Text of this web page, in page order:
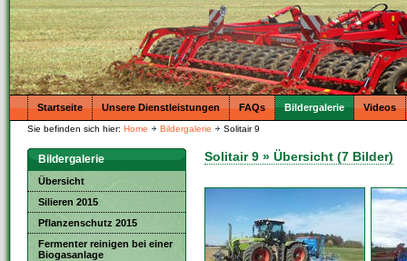
Startseite Unsere Dienstleistungen FAQs Bildergalerie Videos
Sie befinden sich hier: Home Bildergalerie Solitair 9
Bildergalerie
Übersicht
Silieren 2015
Pflanzenschutz 2015
Fermenter reinigen bei einer
Biogasanlage
Solitair 9 » Übersicht (7 Bilder)